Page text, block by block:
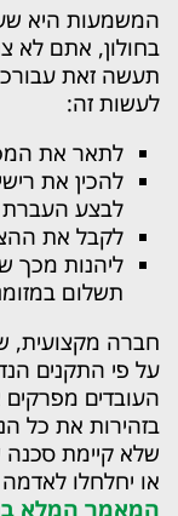
המשמעות היא
בחולון, אתם לא
תעשה זאת
לעשות זה:
לתאר את
להכין את
לבצע העברת
לקבל את
ליהנות מכך
תשלום
חברה מקצועית,
על פי התקנים
העובדים
בזהירות את כל
שלא קיימת סכנה
או יחלחלו
המאמר המלא